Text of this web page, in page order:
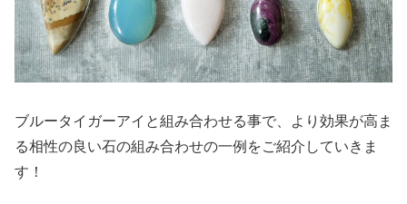
ブルータイガーアイと組み合わせる事で、より効果が高ま
る相性の良い石の組み合わせの一例をご紹介していきま
す！